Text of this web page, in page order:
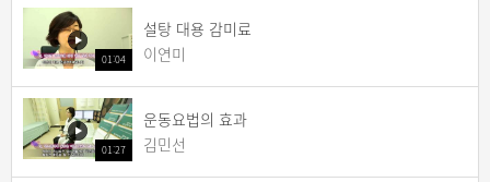
01:04
설탕 대용 감미료
이연미
01:27
운동요법의 효과
김민선